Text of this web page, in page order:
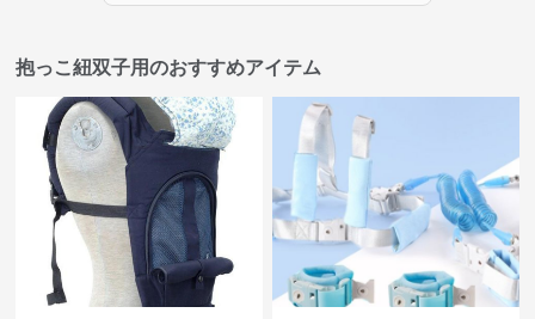
抱っこ紐双子用のおすすめアイテム